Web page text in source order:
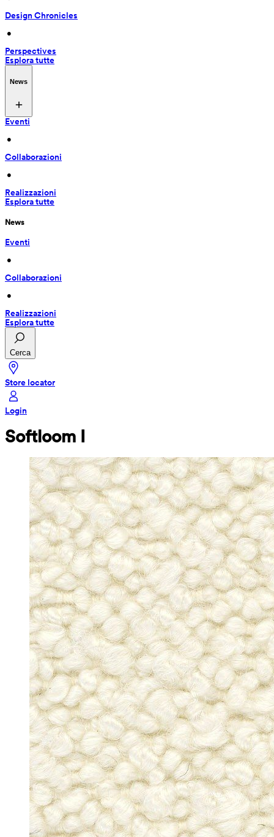
Design Chronicles
•
Perspectives
Esplora tutte
News
Eventi
•
Collaborazioni
•
Realizzazioni
Esplora tutte
News
Eventi
•
Collaborazioni
•
Realizzazioni
Esplora tutte
Cerca
Store locator
Login
Softloom I